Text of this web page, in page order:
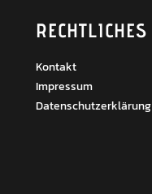
RECHTLICHES
Kontakt
Impressum
Datenschutzerklärung